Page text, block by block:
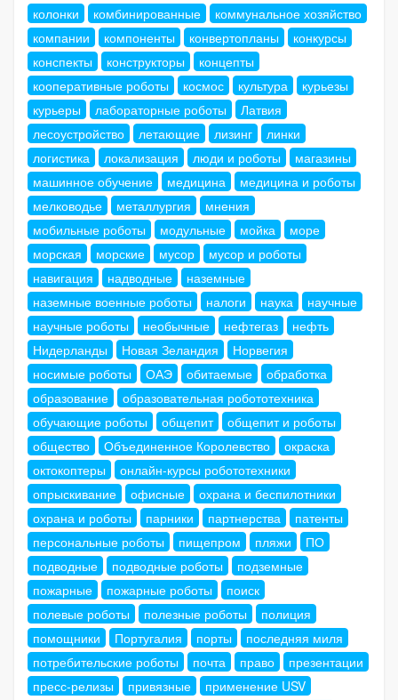
колонки
комбинированные
коммунальное хозяйство
компании
компоненты конвертопланы
конкурсы
конспекты
конструкторы
концепты
кооперативные роботы
космос культура
курьезы
курьеры
лабораторные роботы
Латвия
лесоустройство
летающие лизинг
линки
логистика
локализация люди и роботы
магазины
машинное обучение
медицина
медицина и роботы
мелководье
металлургия
мнения
мобильные роботы
модульные мойка
море
морская
морские мусор
мусор и роботы
навигация
надводные
наземные
наземные военные роботы
налоги наука
научные
научные роботы
необычные нефтегаз
нефть
Нидерланды
Новая Зеландия
Норвегия
носимые роботы
ОАЭ обитаемые
обработка
образование
образовательная робототехника
обучающие роботы
общепит
общепит и роботы
общество
Объединенное Королевство
окраска
октокоптеры
онлайн-курсы робототехники
опрыскивание
офисные
охрана и беспилотники
охрана и роботы
парники партнерства
патенты
персональные роботы
пищепром пляжи
ПО
подводные
подводные роботы
подземные
пожарные
пожарные роботы
поиск
полевые роботы
полезные роботы
полиция
помощники
Португалия порты
последняя миля
потребительские роботы
почта право
презентации
пресс-релизы
привязные
применение USV